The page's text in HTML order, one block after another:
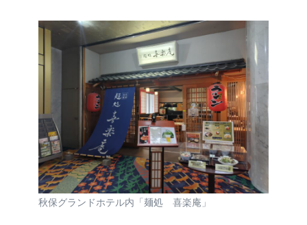
秋保グランドホテル内「麺処 喜楽庵」